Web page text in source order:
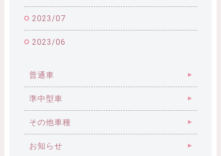
2023/07
2023/06
普通車
準中型車
その他車種
お知らせ